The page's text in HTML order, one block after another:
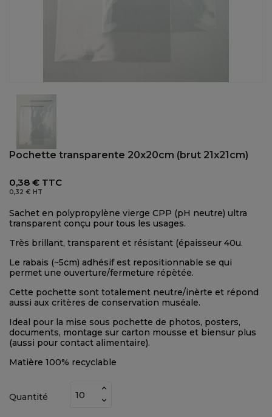
Pochette transparente 20x20cm (brut 21x21cm)
0,38 € TTC
0,32 € HT
Sachet en polypropylène vierge CPP (pH neutre) ultra
transparent conçu pour tous les usages.
Très brillant, transparent et résistant (épaisseur 40u.
Le rabais (~5cm) adhésif est repositionnable se qui
permet une ouverture/fermeture répètée.
Cette pochette sont totalement neutre/inèrte et répond
aussi aux critères de conservation muséale.
Ideal pour la mise sous pochette de photos, posters,
documents, montage sur carton mousse et biensur plus
(aussi pour contact alimentaire).
Matière 100% recyclable
Quantité